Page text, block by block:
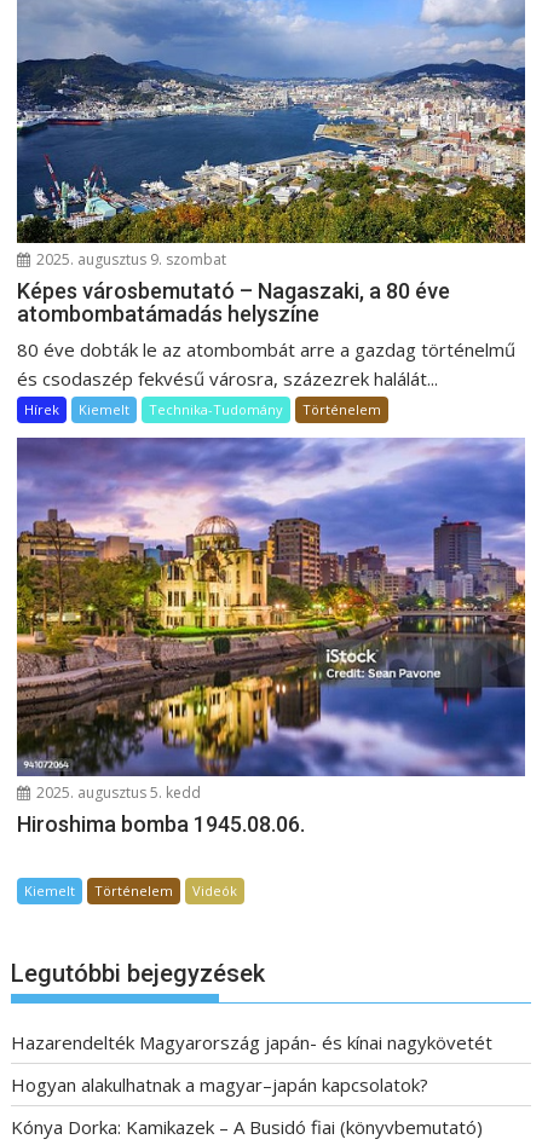
2025. augusztus 9. szombat
Képes városbemutató – Nagaszaki, a 80 éve
atombombatámadás helyszíne
80 éve dobták le az atombombát arre a gazdag történelmű
és csodaszép fekvésű városra, százezrek halálát...
Hírek Kiemelt Technika-Tudomány Történelem
2025. augusztus 5. kedd
Hiroshima bomba 1945.08.06.
Kiemelt Történelem Videók
Legutóbbi bejegyzések
Hazarendelték Magyarország japán- és kínai nagykövetét
Hogyan alakulhatnak a magyar–japán kapcsolatok?
Kónya Dorka: Kamikazek – A Busidó fiai (könyvbemutató)